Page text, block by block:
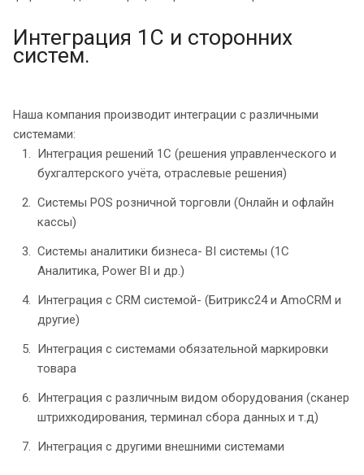
Интеграция 1С и сторонних
систем.
Наша компания производит интеграции с различными
системами:
Интеграция решений 1С (решения управленческого и
бухгалтерского учёта, отраслевые решения)
Системы POS розничной торговли (Онлайн и офлайн
кассы)
Системы аналитики бизнеса- BI системы (1С
Аналитика, Power BI и др.)
Интеграция с CRM системой- (Битрикс24 и AmoCRM и
другие)
Интеграция с системами обязательной маркировки
товара
Интеграция с различным видом оборудования (сканер
штрихкодирования, терминал сбора данных и т.д)
Интеграция с другими внешними системами